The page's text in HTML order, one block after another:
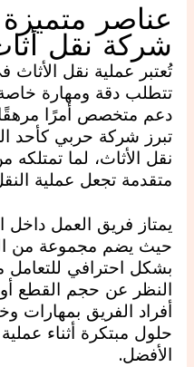
عناصر
شركة نقل
تُعتبر عملية نقل
تتطلب دقة ومهارة
دعم متخصص أمرًا مرهقًا
تبرز شركة حربي كأحد
نقل الأثاث، لما
متقدمة تجعل عملية
يمتاز فريق العمل داخل
حيث يضم مجموعة من
بشكل احترافي للتعامل
النظر عن حجم القطع
أفراد الفريق بمهارات
حلول مبتكرة أثناء
الأفضل.